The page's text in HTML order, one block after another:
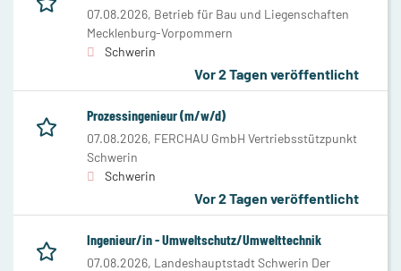
07.08.2026, Betrieb für Bau und Liegenschaften
Mecklenburg-Vorpommern
Schwerin
Vor 2 Tagen veröffentlicht
Prozessingenieur (m/w/d)
07.08.2026, FERCHAU GmbH Vertriebsstützpunkt
Schwerin
Schwerin
Vor 2 Tagen veröffentlicht
Ingenieur/in - Umweltschutz/Umwelttechnik
07.08.2026, Landeshauptstadt Schwerin Der